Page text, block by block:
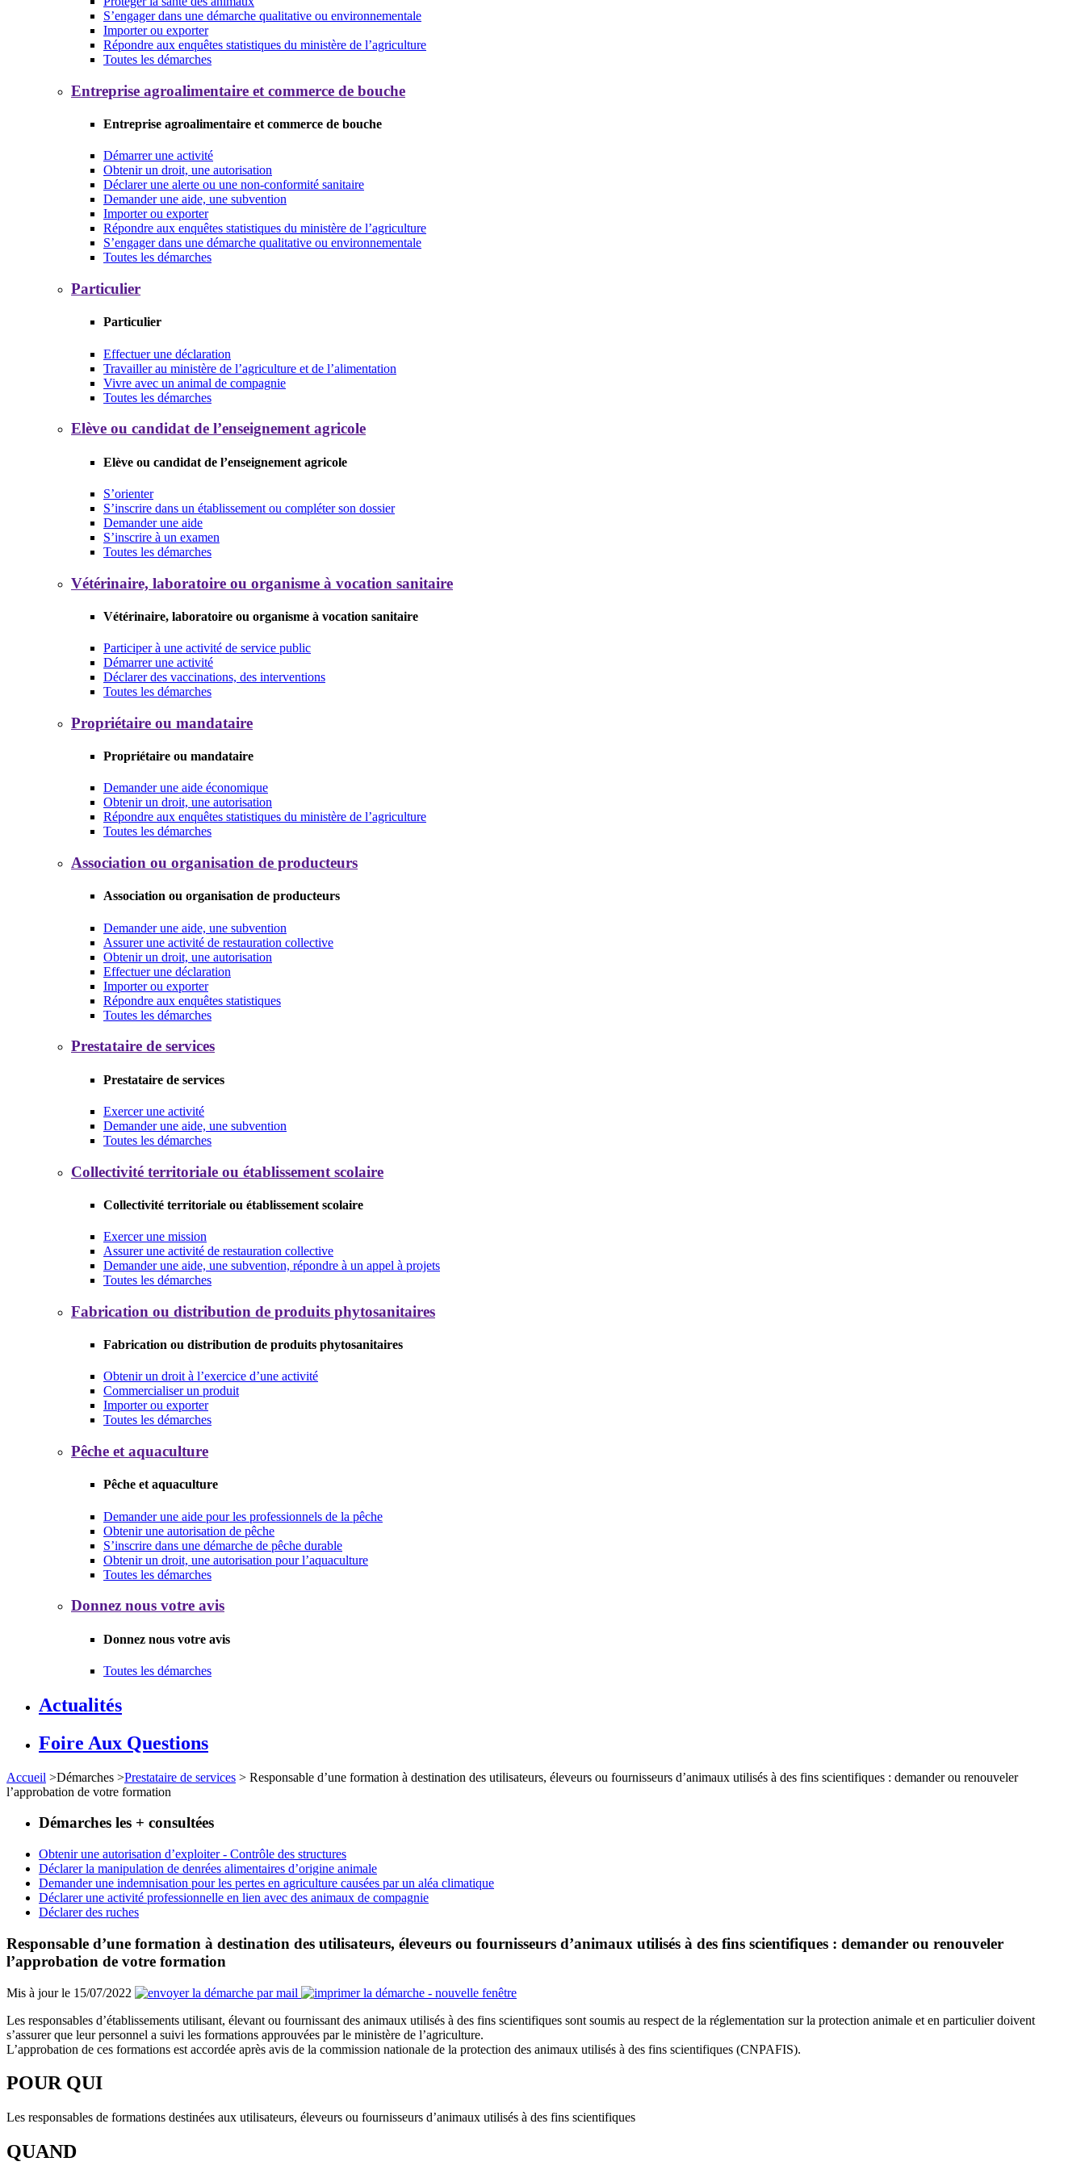
S’engager dans une démarche qualitative ou environnementale
Importer ou exporter
Répondre aux enquêtes statistiques du ministère de l’agriculture
Toutes les démarches
Entreprise agroalimentaire et commerce de bouche
Entreprise agroalimentaire et commerce de bouche
Démarrer une activité
Obtenir un droit, une autorisation
Déclarer une alerte ou une non-conformité sanitaire
Demander une aide, une subvention
Importer ou exporter
Répondre aux enquêtes statistiques du ministère de l’agriculture
S’engager dans une démarche qualitative ou environnementale
Toutes les démarches
Particulier
Particulier
Effectuer une déclaration
Travailler au ministère de l’agriculture et de l’alimentation
Vivre avec un animal de compagnie
Toutes les démarches
Elève ou candidat de l’enseignement agricole
Elève ou candidat de l’enseignement agricole
S’orienter
S’inscrire dans un établissement ou compléter son dossier
Demander une aide
S’inscrire à un examen
Toutes les démarches
Vétérinaire, laboratoire ou organisme à vocation sanitaire
Vétérinaire, laboratoire ou organisme à vocation sanitaire
Participer à une activité de service public
Démarrer une activité
Déclarer des vaccinations, des interventions
Toutes les démarches
Propriétaire ou mandataire
Propriétaire ou mandataire
Demander une aide économique
Obtenir un droit, une autorisation
Répondre aux enquêtes statistiques du ministère de l’agriculture
Toutes les démarches
Association ou organisation de producteurs
Association ou organisation de producteurs
Demander une aide, une subvention
Assurer une activité de restauration collective
Obtenir un droit, une autorisation
Effectuer une déclaration
Importer ou exporter
Répondre aux enquêtes statistiques
Toutes les démarches
Prestataire de services
Prestataire de services
Exercer une activité
Demander une aide, une subvention
Toutes les démarches
Collectivité territoriale ou établissement scolaire
Collectivité territoriale ou établissement scolaire
Exercer une mission
Assurer une activité de restauration collective
Demander une aide, une subvention, répondre à un appel à projets
Toutes les démarches
Fabrication ou distribution de produits phytosanitaires
Fabrication ou distribution de produits phytosanitaires
Obtenir un droit à l’exercice d’une activité
Commercialiser un produit
Importer ou exporter
Toutes les démarches
Pêche et aquaculture
Pêche et aquaculture
Demander une aide pour les professionnels de la pêche
Obtenir une autorisation de pêche
S’inscrire dans une démarche de pêche durable
Obtenir un droit, une autorisation pour l’aquaculture
Toutes les démarches
Donnez nous votre avis
Donnez nous votre avis
Toutes les démarches
Actualités
Foire Aux Questions
Accueil >Démarches >Prestataire de services > Responsable d’une formation à destination des utilisateurs, éleveurs ou fournisseurs d’animaux utilisés à des fins scientifiques : demander ou renouveler
l’approbation de votre formation
Démarches les + consultées
Obtenir une autorisation d’exploiter - Contrôle des structures
Déclarer la manipulation de denrées alimentaires d’origine animale
Demander une indemnisation pour les pertes en agriculture causées par un aléa climatique
Déclarer une activité professionnelle en lien avec des animaux de compagnie
Déclarer des ruches
Responsable d’une formation à destination des utilisateurs, éleveurs ou fournisseurs d’animaux utilisés à des fins scientifiques : demander ou renouveler
l’approbation de votre formation
Mis à jour le 15/07/2022
Les responsables d’établissements utilisant, élevant ou fournissant des animaux utilisés à des fins scientifiques sont soumis au respect de la réglementation sur la protection animale et en particulier doivent
s’assurer que leur personnel a suivi les formations approuvées par le ministère de l’agriculture.
L’approbation de ces formations est accordée après avis de la commission nationale de la protection des animaux utilisés à des fins scientifiques (CNPAFIS).
POUR QUI
Les responsables de formations destinées aux utilisateurs, éleveurs ou fournisseurs d’animaux utilisés à des fins scientifiques
QUAND